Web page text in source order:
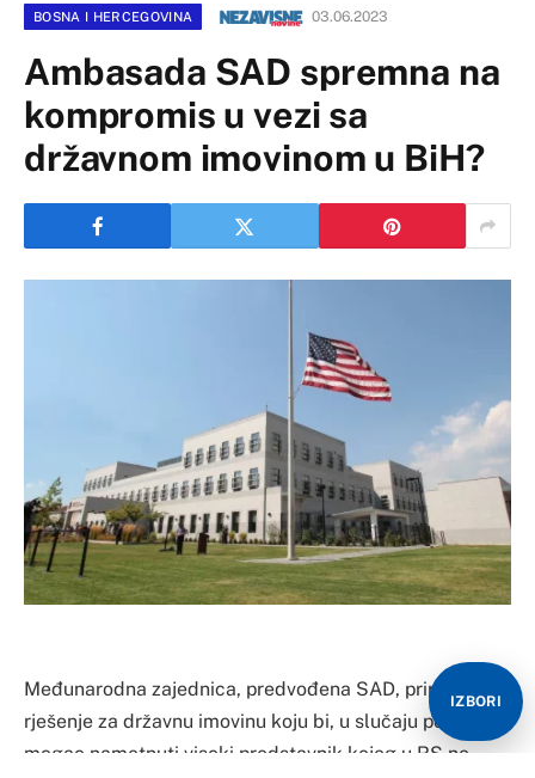
BOSNA I HERCEGOVINA 03.06.2023
Ambasada SAD spremna na
kompromis u vezi sa
državnom imovinom u BiH?
Međunarodna zajednica, predvođena SAD, priprema
rješenje za državnu imovinu koju bi, u slučaju potrebe,
mogao nametnuti visoki predstavnik kojeg u RS ne
IZBORI